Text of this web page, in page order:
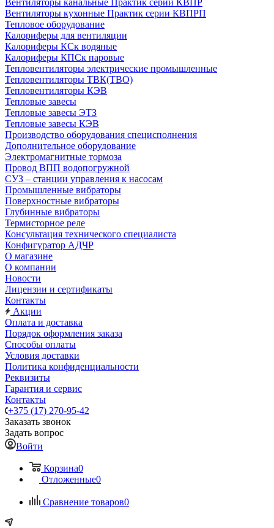
Вентиляторы канальные Практик серии КВПР
Вентиляторы кухонные Практик серии КВПРП
Тепловое оборудование
Калориферы для вентиляции
Калориферы КСк водяные
Калориферы КПСк паровые
Тепловентиляторы электрические промышленные
Тепловентиляторы ТВК(ТВО)
Тепловентиляторы КЭВ
Тепловые завесы
Тепловые завесы ЭТЗ
Тепловые завесы КЭВ
Производство оборудования специсполнения
Дополнительное оборудование
Электромагнитные тормоза
Провод ВПП водопогружной
СУЗ – станции управления к насосам
Промышленные вибраторы
Поверхностные вибраторы
Глубинные вибраторы
Термисторное реле
Консультация технического специалиста
Конфигуратор АДЧР
О магазине
О компании
Новости
Лицензии и сертификаты
Контакты
Акции
Оплата и доставка
Порядок оформления заказа
Способы оплаты
Условия доставки
Политика конфиденциальности
Реквизиты
Гарантия и сервис
Контакты
+375 (17) 270-95-42
Заказать звонок
Задать вопрос
Войти
Корзина0
Отложенные0
Сравнение товаров0